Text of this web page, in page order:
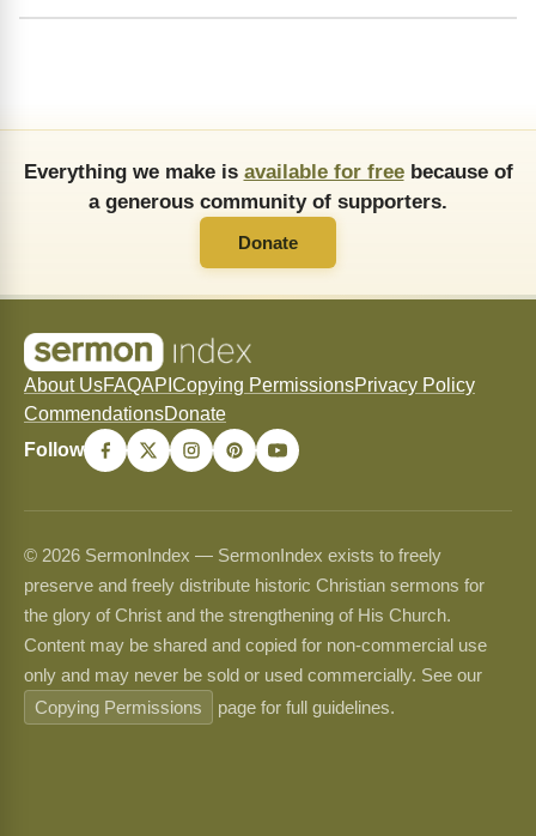
Everything we make is available for freebecause of
a generous community of supporters.
Donate
About UsFAQAPI Copying PermissionsPrivacy Policy
CommendationsDonate
Follow
© 2026 SermonIndex — SermonIndex exists to freely
preserve and freely distribute historic Christian sermons for
the glory of Christ and the strengthening of His Church.
Content may be shared and copied for non-commercial use
only and may never be sold or used commercially. See our
Copying Permissions
page for full guidelines.